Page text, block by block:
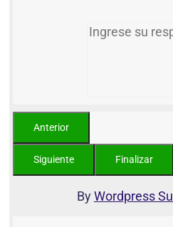
ByWordpress